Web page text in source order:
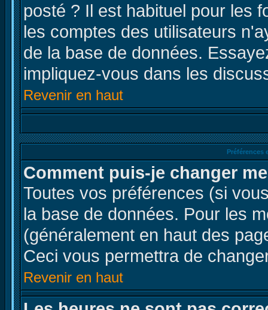
posté ? Il est habituel pour les
les comptes des utilisateurs
de la base de données.
impliquez-vous dans les
Revenir en haut
Préférences
Comment puis-je changer
Toutes vos préférences (si
la base de données. Pour les
(généralement en haut des
Ceci vous permettra de
Revenir en haut